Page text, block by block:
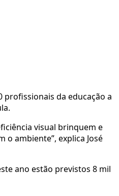
profissionais da educação a
visual brinquem e
ambiente”, explica José
ano estão previstos 8 mil